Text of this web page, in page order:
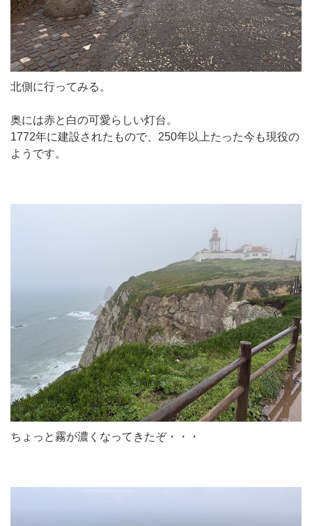
北側に行ってみる。
奥には赤と白の可愛らしい灯台。
1772年に建設されたもので、250年以上たった今も現役の
ようです。
ちょっと霧が濃くなってきたぞ・・・